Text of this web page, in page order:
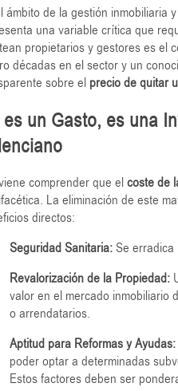
ámbito de la gestión inmobiliaria
una variable crítica que
propietarios y gestores es el
décadas en el sector y un
sobre el precio de quitar
es un Gasto, es una
comprender que elcoste de
La eliminación de este
directos:
Seguridad Sanitaria: Se
Revalorización de la Propiedad:
valor en el mercado inmobiliario
o arrendatarios.
Aptitud para Reformas y Ayudas:
poder optar a determinadas
Estos factores deben ser